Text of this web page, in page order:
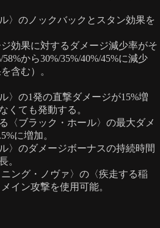
〉のノックバックとスタン効果を
効果に対するダメージ減少率がそ
から30%/35%/40%/45%に減少
含む）。
〉の1発の直撃ダメージが15%増
くても発動する。
〈ブラック・ホール〉の最大ダメ
に増加。
〉のダメージボーナスの持続時間
。
ング・ノヴァ〉の〈疾走する稲
イン攻撃を使用可能。